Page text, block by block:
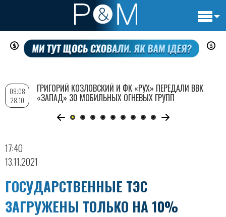
Перейти
содержанию
17:40
13.11.2021
ГОСУДАРСТВЕННЫЕ ТЭС
ЗАГРУЖЕНЫ ТОЛЬКО НА 10%
09:08
28.10
ГРИГОРИЙ КОЗЛОВСКИЙ И ФК «РУХ» ПЕРЕДАЛИ ВВК
«ЗАПАД» 30 МОБИЛЬНЫХ ОГНЕВЫХ ГРУПП